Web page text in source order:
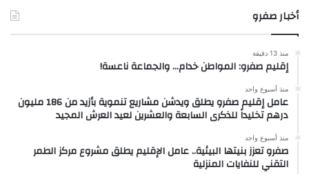
أخبار صفرو
منذ 13 دقيقة
إقليم صفرو: المواطن خدام… والجماعة ناعسة!
منذ أسبوع واحد
عامل إقليم صفرو يطلق ويدشن مشاريع تنموية بأزيد من 186 مليون
درهم تخليداً للذكرى السابعة والعشرين لعيد العرش المجيد
منذ أسبوع واحد
صفرو تعزز بنيتها البيئية.. عامل الإقليم يطلق مشروع مركز الطمر
التقني للنفايات المنزلية